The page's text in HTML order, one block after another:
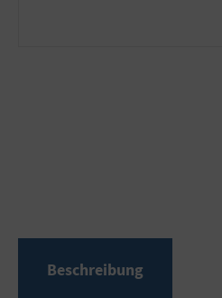
Beschreibung